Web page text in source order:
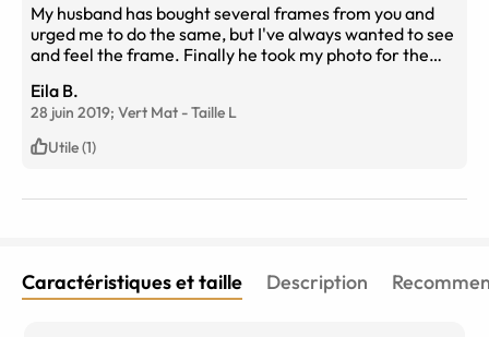
My husband has bought several frames from you and
urged me to do the same, but I've always wanted to see
and feel the frame. Finally he took my photo for the
surprised - fit was great, compound lenses were
perfect, couldn't be happier plus I saved lots of $$$
Eila B.
28 juin 2019; Vert Mat -Taille L
Utile (1)
Caractéristiques et taille Description